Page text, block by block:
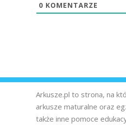
0 KOMENTARZE
Arkusze.pl to strona, na
arkusze maturalne oraz
także inne pomoce